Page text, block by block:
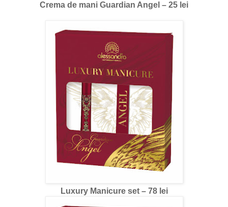
Crema de mani Guardian Angel – 25 lei
Luxury Manicure set – 78 lei